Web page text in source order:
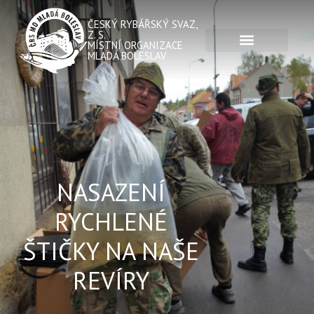
ČESKÝ RYBÁŘSKÝ SVAZ,
Z. S.
MÍSTNÍ ORGANIZACE
MLADÁ BOLESLAV
NASAZENÍ
RYCHLENÉ
ŠTIČKY NA NAŠE
REVÍRY